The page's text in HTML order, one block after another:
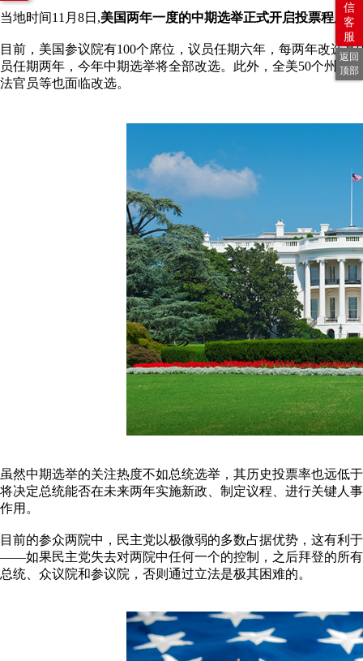
当地时间11月8日,美国两年一度的中期选举正式开启投票程序。
目前，美国参议院有100个席位，议员任期六年，每两年改选
员任期两年，今年中期选举将全部改选。此外，全美50个州中
法官员等也面临改选。
虽然中期选举的关注热度不如总统选举，其历史投票率也远低
将决定总统能否在未来两年实施新政、制定议程、进行关键人
作用。
目前的参众两院中，民主党以极微弱的多数占据优势，这有利
——如果民主党失去对两院中任何一个的控制，之后拜登的所
总统、众议院和参议院，否则通过立法是极其困难的。
信
客
服
返回
顶部